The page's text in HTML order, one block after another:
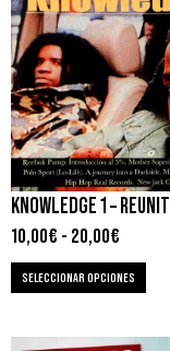
10,00€ - 20,00€
SELECCIONAR OPCIONES